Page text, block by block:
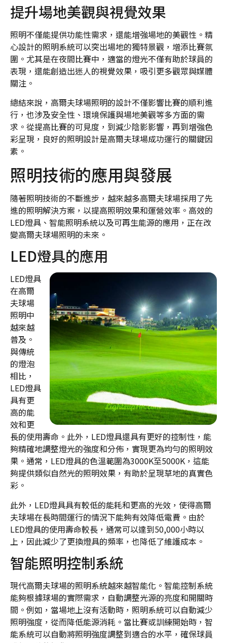
提升場地美觀與視覺效果
照明不僅能提供功能性需求，還能增強場地的美觀性。精
心設計的照明系統可以突出場地的獨特景觀，增添比賽氛
圍。尤其是在夜間比賽中，適當的燈光不僅有助於球員的
表現，還能創造出迷人的視覺效果，吸引更多觀眾與媒體
關注。
總結來說，高爾夫球場照明的設計不僅影響比賽的順利進
行，也涉及安全性、環境保護與場地美觀等多方面的需
求。從提高比賽的可見度，到減少陰影影響，再到增強色
彩呈現，良好的照明設計是高爾夫球場成功運行的關鍵因
素。
照明技術的應用與發展
隨著照明技術的不斷進步，越來越多高爾夫球場採用了先
進的照明解決方案，以提高照明效果和運營效率。高效的
LED燈具、智能照明系統以及可再生能源的應用，正在改
變高爾夫球場照明的未來。
LED燈具的應用
LED燈具
在高爾
夫球場
照明中
越來越
普及。
與傳統
的燈泡
相比，
LED燈具
具有更
高的能
效和更
長的使用壽命。此外，LED燈具還具有更好的控制性，能
夠精確地調整燈光的強度和分佈，實現更為均勻的照明效
果。通常，LED燈具的色溫範圍為3000K至5000K，這能
夠提供類似自然光的照明效果，有助於呈現草地的真實色
彩。
此外，LED燈具具有較低的能耗和更高的光效，使得高爾
夫球場在長時間運行的情況下能夠有效降低電費。由於
LED燈具的使用壽命較長，通常可以達到50,000小時以
上，因此減少了更換燈具的頻率，也降低了維護成本。
智能照明控制系統
現代高爾夫球場的照明系統越來越智能化。智能控制系統
能夠根據球場的實際需求，自動調整光源的亮度和開關時
間。例如，當場地上沒有活動時，照明系統可以自動減少
照明強度，從而降低能源消耗。當比賽或訓練開始時，智
能系統可以自動將照明強度調整到適合的水平，確保球員